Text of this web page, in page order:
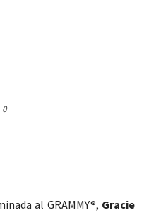
0
al GRAMMY®, Gracie